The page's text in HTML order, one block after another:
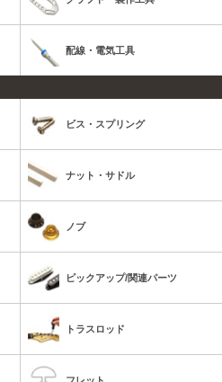
配線・電気工具
ビス・スプリング
ナット・サドル
ノブ
ピックアップ/関連パーツ
トラスロッド